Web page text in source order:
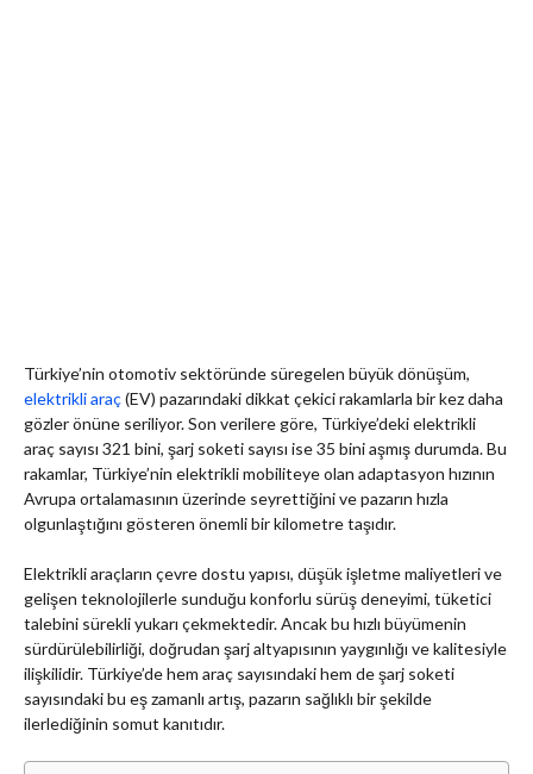
Türkiye’nin otomotiv sektöründe süregelen büyük dönüşüm,
elektrikli araç(EV) pazarındaki dikkat çekici rakamlarla bir kez daha
gözler önüne seriliyor. Son verilere göre, Türkiye’deki elektrikli
araç sayısı 321 bini, şarj soketi sayısı ise 35 bini aşmış durumda. Bu
rakamlar, Türkiye’nin elektrikli mobiliteye olan adaptasyon hızının
Avrupa ortalamasının üzerinde seyrettiğini ve pazarın hızla
olgunlaştığını gösteren önemli bir kilometre taşıdır.
Elektrikli araçların çevre dostu yapısı, düşük işletme maliyetleri ve
gelişen teknolojilerle sunduğu konforlu sürüş deneyimi, tüketici
talebini sürekli yukarı çekmektedir. Ancak bu hızlı büyümenin
sürdürülebilirliği, doğrudan şarj altyapısının yaygınlığı ve kalitesiyle
ilişkilidir. Türkiye’de hem araç sayısındaki hem de şarj soketi
sayısındaki bu eş zamanlı artış, pazarın sağlıklı bir şekilde
ilerlediğinin somut kanıtıdır.